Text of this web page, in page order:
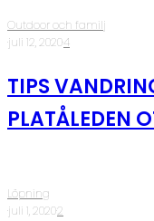
Outdoor och familj
·juli 12, 2020·4
TIPS
PLATÅLEDEN
Löpning
·juli 1, 2020·2